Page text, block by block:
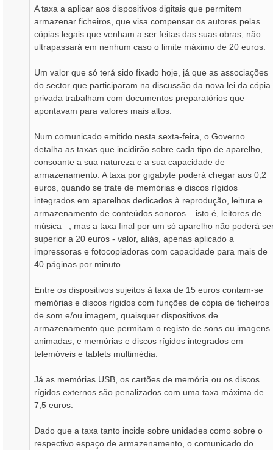
A taxa a aplicar aos dispositivos digitais que permitem
armazenar ficheiros, que visa compensar os autores pelas
cópias legais que venham a ser feitas das suas obras, não
ultrapassará em nenhum caso o limite máximo de 20 euros.
Um valor que só terá sido fixado hoje, já que as associações
do sector que participaram na discussão da nova lei da cópia
privada trabalham com documentos preparatórios que
apontavam para valores mais altos.
Num comunicado emitido nesta sexta-feira, o Governo
detalha as taxas que incidirão sobre cada tipo de aparelho,
consoante a sua natureza e a sua capacidade de
armazenamento. A taxa por gigabyte poderá chegar aos 0,2
euros, quando se trate de memórias e discos rígidos
integrados em aparelhos dedicados à reprodução, leitura e
armazenamento de conteúdos sonoros – isto é, leitores de
música –, mas a taxa final por um só aparelho não poderá
superior a 20 euros - valor, aliás, apenas aplicado a
impressoras e fotocopiadoras com capacidade para mais de
40 páginas por minuto.
Entre os dispositivos sujeitos à taxa de 15 euros contam-se
memórias e discos rígidos com funções de cópia de ficheiros
de som e/ou imagem, quaisquer dispositivos de
armazenamento que permitam o registo de sons ou imagens
animadas, e memórias e discos rígidos integrados em
telemóveis e tablets multimédia.
Já as memórias USB, os cartões de memória ou os discos
rígidos externos são penalizados com uma taxa máxima de
7,5 euros.
Dado que a taxa tanto incide sobre unidades como sobre o
respectivo espaço de armazenamento, o comunicado do